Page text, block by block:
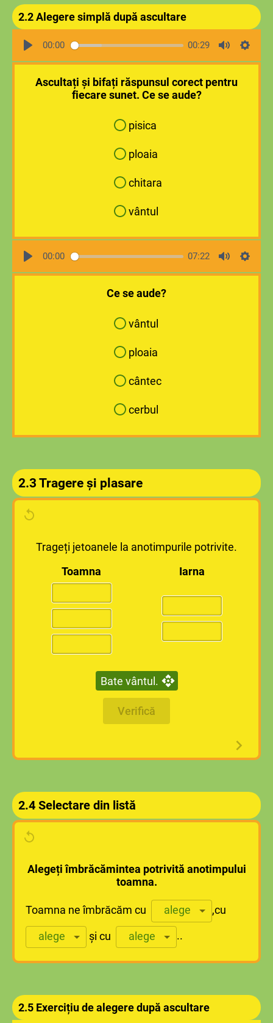
2.2 Alegere simplă după ascultare
00:00 00:29
Ascultați și bifați răspunsul corect pentru
fiecare sunet. Ce se aude?
pisica
ploaia
chitara
vântul
00:00 07:22
Ce se aude?
vântul
ploaia
cântec
cerbul
2.3 Tragere și plasare
Trageți jetoanele la anotimpurile potrivite.
Toamna
Iarna
Bate vântul.
Verifică
2.4 Selectare din listă
Alegeți îmbrăcămintea potrivită anotimpului
toamna.
Toamna ne îmbrăcăm cu alege ,cu
alege și cu alege ..
2.5 Exercițiu de alegere după ascultare